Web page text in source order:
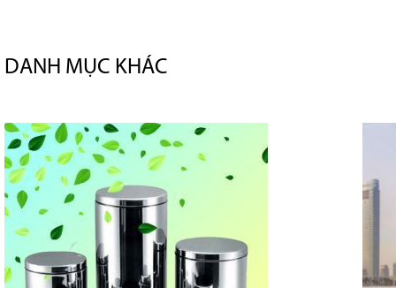
DANH MỤC KHÁC